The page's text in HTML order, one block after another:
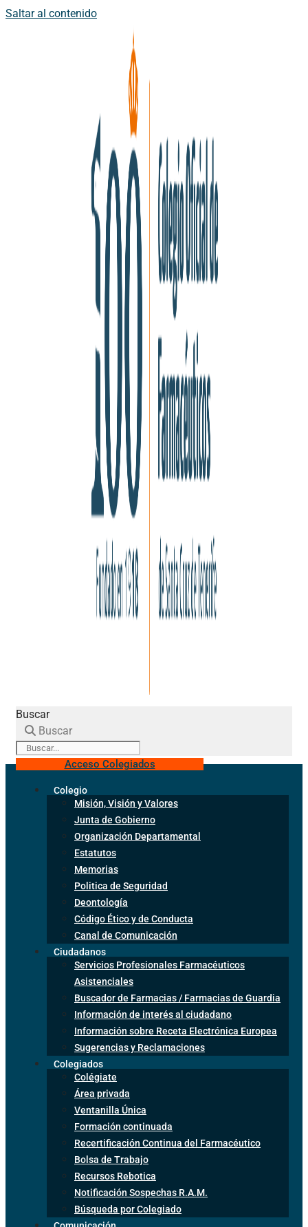
Saltar al contenido
Buscar
Buscar
Acceso Colegiados
Colegio
Misión, Visión y Valores
Junta de Gobierno
Organización Departamental
Estatutos
Memorias
Politica de Seguridad
Deontología
Código Ético y de Conducta
Canal de Comunicación
Ciudadanos
Servicios Profesionales Farmacéuticos
Asistenciales
Buscador de Farmacias / Farmacias de Guardia
Información de interés al ciudadano
Información sobre Receta Electrónica Europea
Sugerencias y Reclamaciones
Colegiados
Colégiate
Área privada
Ventanilla Única
Formación continuada
Recertificación Continua del Farmacéutico
Bolsa de Trabajo
Recursos Rebotica
Notificación Sospechas R.A.M.
Búsqueda por Colegiado